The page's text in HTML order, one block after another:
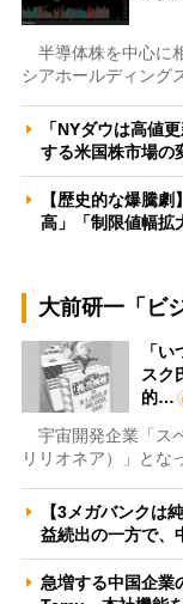
半導体株を中心に
シアホールディング
「NYダウは高値
する米国株市場
【歴史的な爆騰
高」「制限値幅
大前研一「ビ
「
スク
的…
宇宙開発企業「ス
リリオネア）」とな
【3メガバンクは
益続出の一方で
急増する中国企業